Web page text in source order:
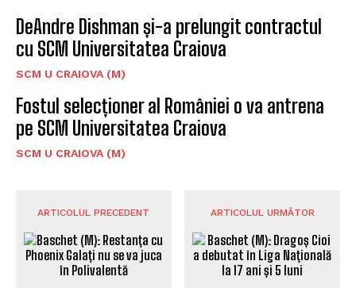
DeAndre Dishman și-a prelungit contractul
cu SCM Universitatea Craiova
SCM U CRAIOVA (M)
Fostul selecționer al României o va antrena
pe SCM Universitatea Craiova
SCM U CRAIOVA (M)
ARTICOLUL PRECEDENT ARTICOLUL URMĂTOR